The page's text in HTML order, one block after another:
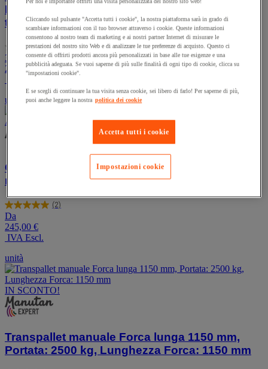
L+ pallet in legno, Capacità: 1000 L, Altezza
totale: 1175 mm
(0)
su
5
stelle.
359,00 €-30%
251,30 €
IVA Escl.
unità
Cassa-pallet impilabile, Capacità: 285 L, Carico
max.: 200 kg, Altezza totale: 790 mm
(2)
5.0
su
5
stelle.
recensioni
Da
245,00 €
IVA Escl.
unità
IN SCONTO!
Transpallet manuale Forca lunga 1150 mm,
Portata: 2500 kg, Lunghezza Forca: 1150 mm
Cliccando sul pulsante "Accetta tutti i cookie", la nostra piattaforma sarà in grado di
scambiare informazioni con il tuo browser attraverso i cookie. Queste informazioni
consentono al nostro team di marketing e ai nostri partner Internet di misurare le
prestazioni del nostro sito Web e di analizzare le tue preferenze di acquisto. Questo ci
consente di offrirti prodotti ancora più personalizzati in base alle tue esigenze e una
pubblicità adeguata. Se vuoi saperne di più sulle finalità di ogni tipo di cookie, clicca su
"impostazioni cookie".
E se scegli di continuare la tua visita senza cookie, sei libero di farlo! Per saperne di più,
puoi anche leggere la nostra politica dei cookie
Accetta tutti i cookie
Impostazioni cookie